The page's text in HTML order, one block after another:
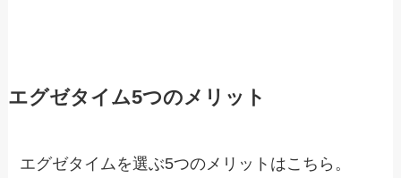
エグゼタイム5つのメリット
エグゼタイムを選ぶ5つのメリットはこちら。